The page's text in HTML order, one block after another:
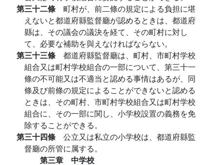
第三十二條 町村が、前二條の規定による負担に堪
えないと都道府縣監督廳が認めるときは、都道府
縣は、その議会の議決を経て、その町村に対し
て、必要な補助を與えなければならない。
第三十三條 都道府縣監督廳は、町村、市町村学校
組合又は町村学校組合の一部について、第三十一
條の不可能又は不適当と認める事情はあるが、同
條及び前條の規定によることができないと認める
ときは、その町村、市町村学校組合又は町村学校
組合に、その一部に関し、小学校設置の義務を免
除することができる。
第三十四條 公立又は私立の小学校は、都道府縣監
督廳の所管に属する。
第三章 中学校